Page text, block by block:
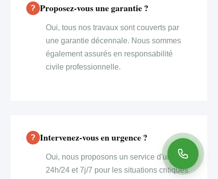
Proposez-vous une garantie ?
Oui, tous nos travaux sont couverts par
une garantie décennale. Nous sommes
également assurés en responsabilité
civile professionnelle.
Intervenez-vous en urgence ?
Oui, nous proposons un service d'urgence
24h/24 et 7j/7 pour les situations critiques